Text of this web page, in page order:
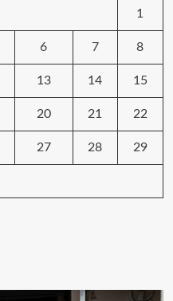
1
6 7 8
13 14 15
20 21 22
27 28 29